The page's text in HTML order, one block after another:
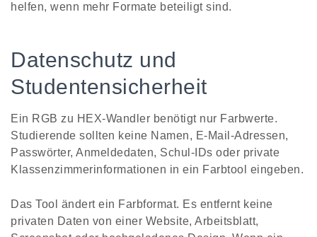
helfen, wenn mehr Formate beteiligt sind.
Datenschutz und
Studentensicherheit
Ein RGB zu HEX-Wandler benötigt nur Farbwerte.
Studierende sollten keine Namen, E-Mail-Adressen,
Passwörter, Anmeldedaten, Schul-IDs oder private
Klassenzimmerinformationen in ein Farbtool eingeben.
Das Tool ändert ein Farbformat. Es entfernt keine
privaten Daten von einer Website, Arbeitsblatt,